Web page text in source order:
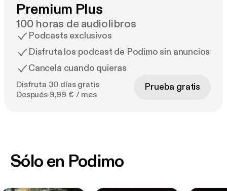
Premium Plus
100 horas de audiolibros
Podcasts exclusivos
Disfruta los podcast de Podimo sin anuncios
Cancela cuando quieras
Disfruta 30 días gratis
Después 9,99 € / mes
Prueba gratis
Sólo en Podimo